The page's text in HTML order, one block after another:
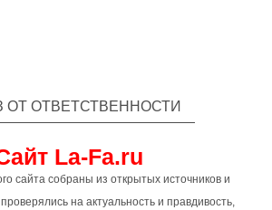
ОТ ОТВЕТСТВЕННОСТИ
La-Fa.ru
сайта собраны из открытых источников и
на актуальность и правдивость,